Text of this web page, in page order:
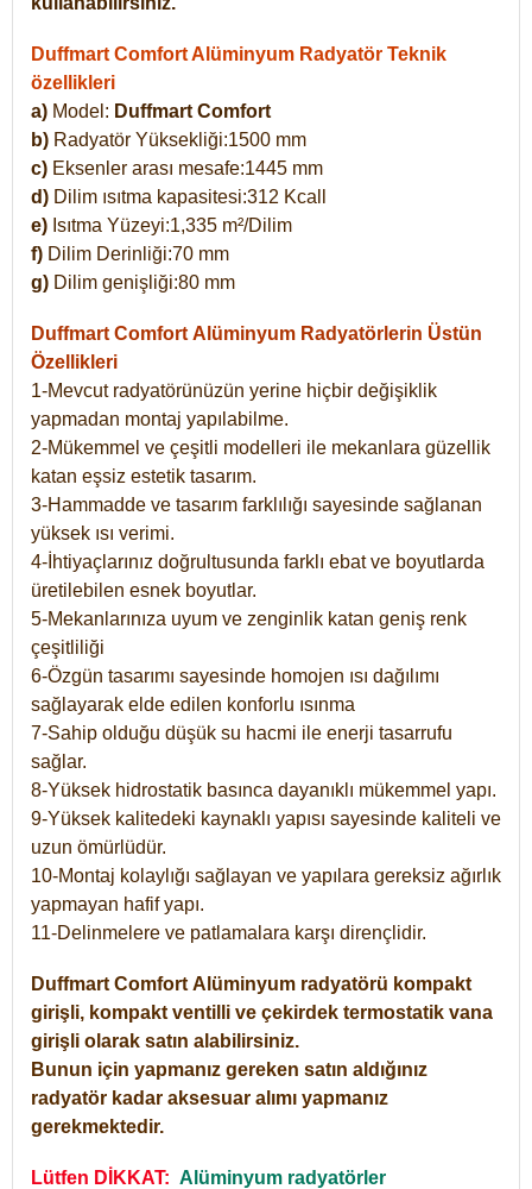
Duffmart Comfort Alüminyum Radyatör Teknik
özellikleri
a) Model: Duffmart Comfort
b) Radyatör Yüksekliği:1500 mm
c) Eksenler arası mesafe:1445 mm
d) Dilim ısıtma kapasitesi:312 Kcall
e) Isıtma Yüzeyi:1,335 m²/Dilim
f) Dilim Derinliği:70 mm
g) Dilim genişliği:80 mm
Duffmart Comfort Alüminyum Radyatörlerin Üstün
Özellikleri
1-Mevcut radyatörünüzün yerine hiçbir değişiklik
yapmadan montaj yapılabilme.
2-Mükemmel ve çeşitli modelleri ile mekanlara güzellik
katan eşsiz estetik tasarım.
3-Hammadde ve tasarım farklılığı sayesinde sağlanan
yüksek ısı verimi.
4-İhtiyaçlarınız doğrultusunda farklı ebat ve boyutlarda
üretilebilen esnek boyutlar.
5-Mekanlarınıza uyum ve zenginlik katan geniş renk
çeşitliliği
6-Özgün tasarımı sayesinde homojen ısı dağılımı
sağlayarak elde edilen konforlu ısınma
7-Sahip olduğu düşük su hacmi ile enerji tasarrufu
sağlar.
8-Yüksek hidrostatik basınca dayanıklı mükemmel yapı.
9-Yüksek kalitedeki kaynaklı yapısı sayesinde kaliteli ve
uzun ömürlüdür.
10-Montaj kolaylığı sağlayan ve yapılara gereksiz ağırlık
yapmayan hafif yapı.
11-Delinmelere ve patlamalara karşı dirençlidir.
Duffmart Comfort Alüminyum radyatörü kompakt
girişli, kompakt ventilli ve çekirdek termostatik vana
girişli olarak satın alabilirsiniz.
Bunun için yapmanız gereken satın aldığınız
radyatör kadar aksesuar alımı yapmanız
gerekmektedir.
Lütfen DİKKAT: Alüminyum radyatörler